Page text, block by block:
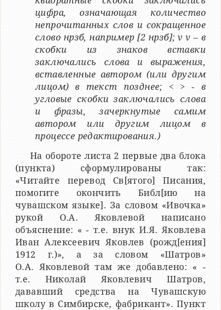
цифра, означающая количество
непрочитанных слов и сокращенное
слово нрзб, например [2 нрзб]; v v – в
скобки из знаков вставки
заключались слова и выражения,
вставленные автором (или другим
лицом) в текст позднее; < > ‑ в
угловые скобки заключались слова
и фразы, зачеркнутые самим
автором или другим лицом в
процессе редактирования.)
На обороте листа 2 первые два блока
(пункта) сформулированы так:
«Читайте перевод Св[ятого] Писания,
помогите окончить Библ[ию на
чувашском языке]. За словом «Ивочка»
рукой О.А. Яковлевой написано
объяснение: « ‑ т.е. внук И.Я. Яковлева
Иван Алексеевич Яковлев (рожд[ения]
1912 г.)», а за словом «Шатров»
О.А. Яковлевой там же добавлено: « ‑
т.е. Николай Яковлевич Шатров,
дававший средства на Чувашскую
школу в Симбирске, фабрикант». Пункт